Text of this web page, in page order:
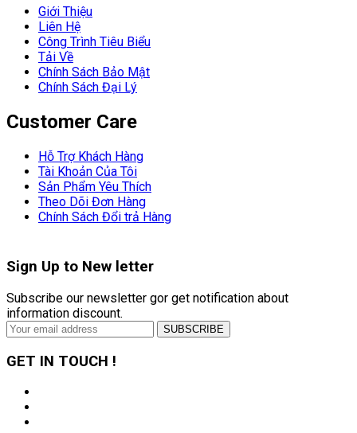
Giới Thiệu
Liên Hệ
Công Trình Tiêu Biểu
Tải Về
Chính Sách Bảo Mật
Chính Sách Đại Lý
Customer Care
Hỗ Trợ Khách Hàng
Tài Khoản Của Tôi
Sản Phẩm Yêu Thích
Theo Dõi Đơn Hàng
Chính Sách Đổi trả Hàng
Sign Up to New letter
Subscribe our newsletter gor get notification about
information discount.
GET IN TOUCH !